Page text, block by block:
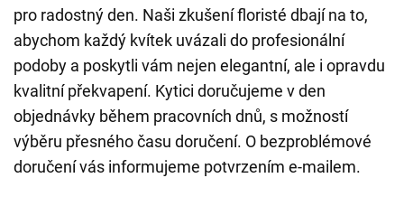
pro radostný den. Naši zkušení floristé dbají na to,
abychom každý kvítek uvázali do profesionální
podoby a poskytli vám nejen elegantní, ale i opravdu
kvalitní překvapení. Kytici doručujeme v den
objednávky během pracovních dnů, s možností
výběru přesného času doručení. O bezproblémové
doručení vás informujeme potvrzením e-mailem.